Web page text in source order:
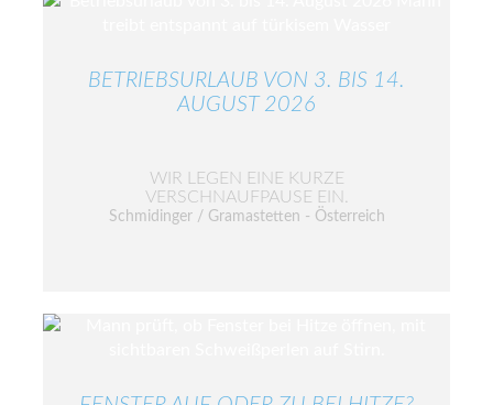
BETRIEBSURLAUB VON 3. BIS 14.
AUGUST 2026
WIR LEGEN EINE KURZE
VERSCHNAUFPAUSE EIN.
Schmidinger / Gramastetten - Österreich